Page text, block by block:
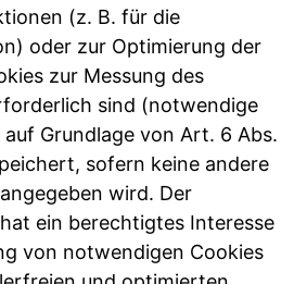
(z. B. für die
oder zur Optimierung der
zur Messung des
sind (notwendige
Grundlage von Art. 6 Abs.
sofern keine andere
wird. Der
ein berechtigtes Interesse
von notwendigen Cookies